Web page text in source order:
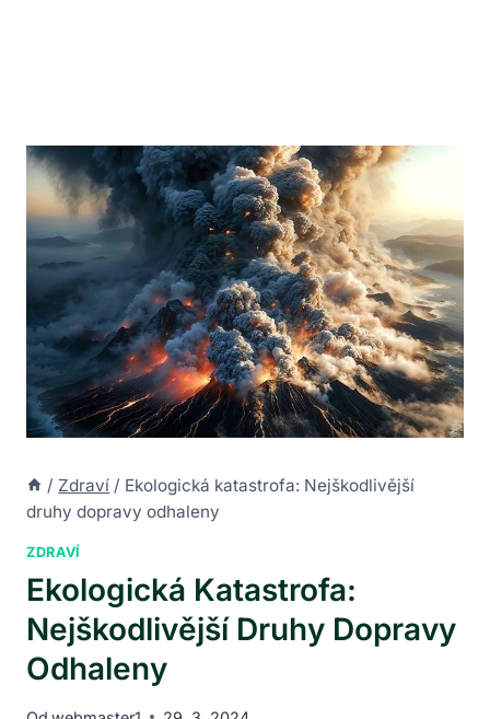
/ Zdraví / Ekologická katastrofa: Nejškodlivější
druhy dopravy odhaleny
ZDRAVÍ
Ekologická Katastrofa:
Nejškodlivější Druhy Dopravy
Odhaleny